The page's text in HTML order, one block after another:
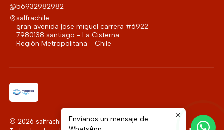
56932982982
salfrachile
gran avenida jose miguel carrera #6922
7980138 santiago - La Cisterna
Región Metropolitana - Chile
2026 salfrachile.
Envíanos un mensaje de